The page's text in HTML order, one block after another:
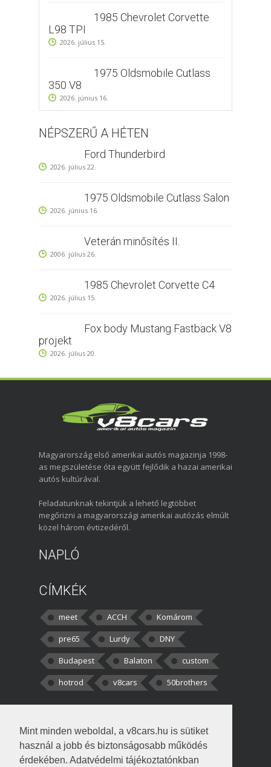
Mint minden weboldal, a v8cars.hu is sütiket
használ a jobb és biztonságosabb működés
érdekében. Adatvédelmi tájékoztatónkban
1985 Chevrolet Corvette
L98 TPI
2026. július 15.
1975 Oldsmobile Cutlass
350 V8
2026. június 16.
NÉPSZERŰ A HÉTEN
Ford Thunderbird
2026. július 22.
1975 Oldsmobile Cutlass Salon
2026. június 16.
Veterán minősítés II.
2006. július 26.
1985 Chevrolet Corvette C4
2026. július 15.
Fox body Mustang Fastback V8
projekt
2026. július 20.
Magyarország első amerikai autós magazinja 1998-
as megszületése óta együtt fejlődik a hazai amerikai
autós kultúrával.
Feladatunknak tekintjük a lehető legtöbbet
megőrizni a magyarországi amerikai autózás elmúlt
közel három évtizedéről.
NAPLÓ
CÍMKÉK
meet ACCH
Komárom
pre65
Lurdy
DNY
Budapest
Balaton
custom
hotrod
v8cars 50brothers
kortisz:Elszúrtam! Én csak két
darabbaal számoltam. Nem tudtam, hogy fél autót,